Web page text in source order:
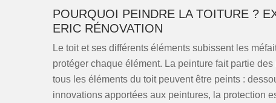
POURQUOI PEINDRE LA TOITURE ?
ERIC RÉNOVATION
Le toit et ses différents éléments subissent les
protéger chaque élément. La peinture fait partie
tous les éléments du toit peuvent être peints :
innovations apportées aux peintures, la protection